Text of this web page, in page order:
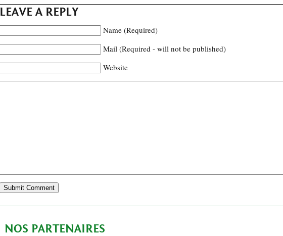
LEAVE A REPLY
Name (Required)
Mail (Required - will not be published)
Website
NOS PARTENAIRES